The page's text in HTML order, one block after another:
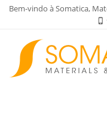
Bem-vindo à Somatica,
phone_iphone